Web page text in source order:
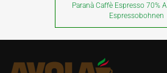
Paranà Caffè Espresso 70%
Espressobohnen